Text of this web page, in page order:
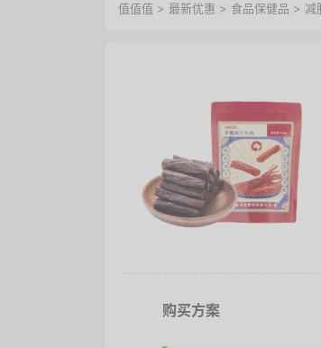
值值值 > 最新优惠 > 食品保健品 > 减
购买方案